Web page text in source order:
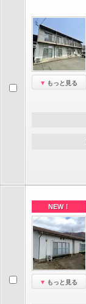
もっと見る
NEW！
もっと見る